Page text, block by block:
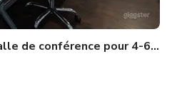
de conférence pour 4-6